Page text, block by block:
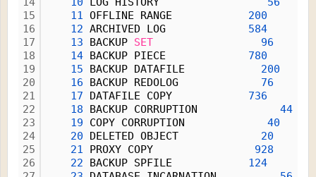
15
16
17
18
19
20
21
22
23
24
25
26
11 OFFLINE RANGE 200
12 ARCHIVED LOG 584
13 BACKUP SET
96
14 BACKUP PIECE 780
15 BACKUP DATAFILE 200
16 BACKUP REDOLOG 76
17 DATAFILE COPY 736
18 BACKUP CORRUPTION 44
19 COPY CORRUPTION 40
20 DELETED OBJECT 20
21 PROXY COPY 928
22 BACKUP SPFILE 124